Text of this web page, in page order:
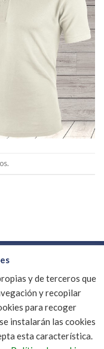
CATALOGO PDF
DE COOKIES
|Diseño de tiendas
y de terceros que
y recopilar
para recoger
instalarán las cookies
esta característica.